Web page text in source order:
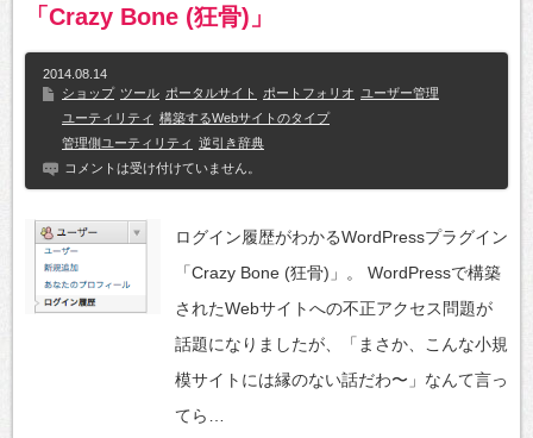
「Crazy Bone (狂骨)」
2014.08.14
ショップ ツール ポータルサイト ポートフォリオ
ユーザー管理
ユーティリティ 構築するWebサイトのタイプ
管理側ユーティリティ 逆引き辞典
コメントは受け付けていません。
ログイン履歴がわかるWordPressプラグイン
「Crazy Bone (狂骨)」。 WordPressで構築
されたWebサイトへの不正アクセス問題が
話題になりましたが、「まさか、こんな小規
模サイトには縁のない話だわ〜」なんて言っ
てら…